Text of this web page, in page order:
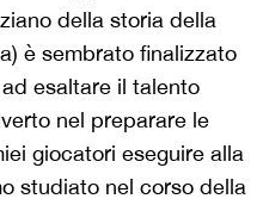
della storia della
è sembrato finalizzato
esaltare il talento
nel preparare le
giocatori eseguire alla
studiato nel corso della